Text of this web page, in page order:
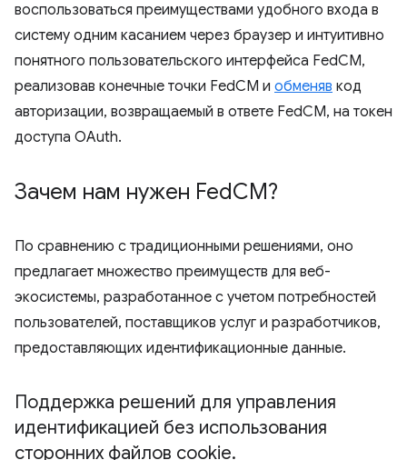
воспользоваться преимуществами удобного входа в
систему одним касанием через браузер и интуитивно
понятного пользовательского интерфейса FedCM,
реализовав конечные точки FedCM и обменяв код
авторизации, возвращаемый в ответе FedCM, на токен
доступа OAuth.
Зачем нам нужен FedCM?
По сравнению с традиционными решениями, оно
предлагает множество преимуществ для веб-
экосистемы, разработанное с учетом потребностей
пользователей, поставщиков услуг и разработчиков,
предоставляющих идентификационные данные.
Поддержка решений для управления
идентификацией без использования
сторонних файлов cookie.